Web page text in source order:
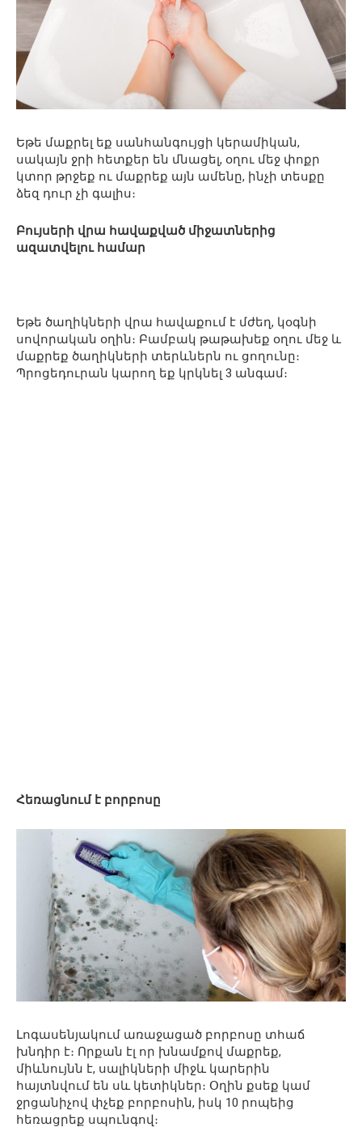
Եթե մաքրել եք սանհանգույցի կերամիկան,
սակայն ջրի հետքեր են մնացել, օղու մեջ փոքր
կտոր թրջեք ու մաքրեք այն ամենը, ինչի տեսքը
ձեզ դուր չի գալիս։
Բույսերի վրա հավաքված միջատներից
ազատվելու համար
Եթե ծաղիկների վրա հավաքում է մժեղ, կօգնի
սովորական օղին։ Բամբակ թաթախեք օղու մեջ և
մաքրեք ծաղիկների տերևներն ու ցողունը։
Պրոցեդուրան կարող եք կրկնել 3 անգամ։
Հեռացնում է բորբոսը
Լոգասենյակում առաջացած բորբոսը տհաճ
խնդիր է։ Որքան էլ որ խնամքով մաքրեք,
միևնույնն է, սալիկների միջև կարերին
հայտնվում են սև կետիկներ։ Օղին քսեք կամ
ջրցանիչով փչեք բորբոսին, իսկ 10 րոպեից
հեռացրեք սպունգով։